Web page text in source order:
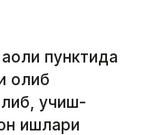
пунктида
олиб
учиш-
ишлари